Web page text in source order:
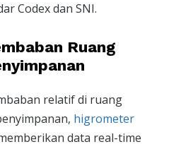
Codex dan SNI.
Ruang
relatif di ruang
higrometer
data real-time